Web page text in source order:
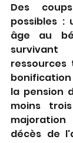
Des
possibles :
âge au
ressources
la pension
moins
décès de